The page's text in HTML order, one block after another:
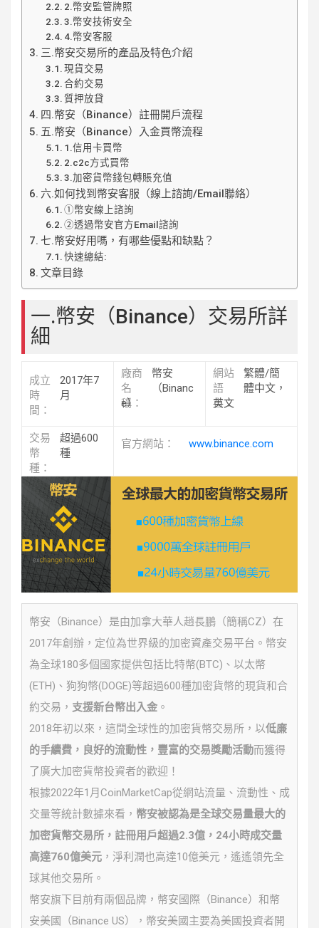
2.幣安監管牌照
3.幣安技術安全
4.幣安客服
三.幣安交易所的產品及特色介紹
現貨交易
合約交易
質押放貸
四.幣安（Binance）註冊開戶流程
五.幣安（Binance）入金買幣流程
1.信用卡買幣
2.c2c方式買幣
3.加密貨幣錢包轉賬充值
六.如何找到幣安客服（線上諮詢/Email聯絡）
①幣安線上諮詢
②透過幣安官方Email諮詢
七.幣安好用嗎，有哪些優點和缺點？
快速總結:
文章目錄
一.幣安（Binance）交易所詳
細
成立
時
間：
2017年7
月
廠商
名
稱：
幣安
（Binanc
e）
網站
語
言：
繁體/簡
體中文，
英文
交易
幣
種：
超過600
種
官方網站： www.binance.com
幣安（Binance）是由加拿大華人趙長鵬（簡稱CZ）在
2017年創辦，定位為世界級的加密資產交易平台。幣安
為全球180多個國家提供包括比特幣(BTC)、以太幣
(ETH)、狗狗幣(DOGE)等超過600種加密貨幣的現貨和合
約交易， 支援新台幣出入金 。
2018年初以來，這間全球性的加密貨幣交易所，以低廉
的手續費，良好的流動性，豐富的交易獎勵活動而獲得
了廣大加密貨幣投資者的歡迎！
根據2022年1月CoinMarketCap從網站流量、流動性、成
交量等統計數據來看， 幣安被認為是全球交易量最大的
加密貨幣交易所，註冊用戶超過2.3億，24小時成交量
高達760億美元 ，淨利潤也高達10億美元，遙遙領先全
球其他交易所。
幣安旗下目前有兩個品牌，幣安國際（Binance）和幣
安美國（Binance US），幣安美國主要為美國投資者開